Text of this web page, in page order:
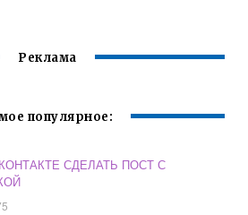
Реклама
популярное:
СДЕЛАТЬ ПОСТ С